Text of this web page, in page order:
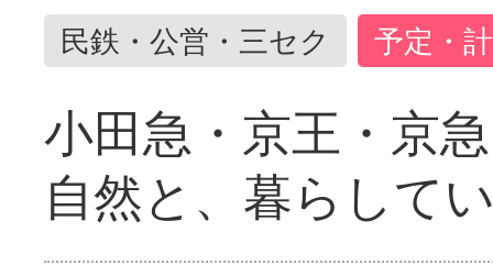
民鉄・公営・三セク 予定・
小田急・京王・京
自然と、暮らして